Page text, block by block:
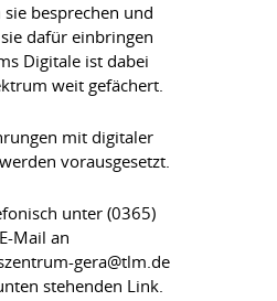
besprechen und
dafür einbringen
Digitale ist dabei
weit gefächert.
mit digitaler
vorausgesetzt.
unter (0365)
Mail an
gera@tlm.de
stehenden Link.